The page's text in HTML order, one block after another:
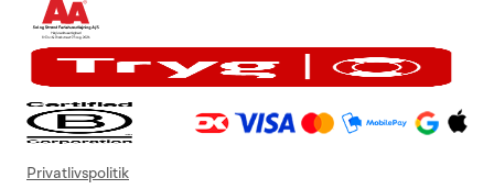
Privatlivspolitik